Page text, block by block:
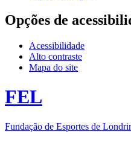
Opções de
Acessibilidade
Alto contraste
Mapa do site
FEL
Fundação de Esportes de